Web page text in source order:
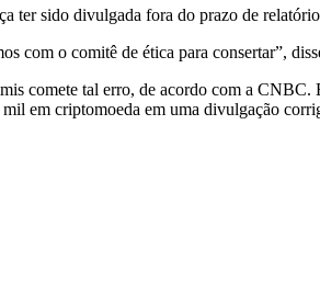
ter sido divulgada fora do prazo de
com o comitê de ética para consertar”,
comete tal erro, de acordo com a
em criptomoeda em uma divulgação